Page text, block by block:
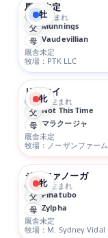
牡
馬名未定
牡 5/7生まれ
父 Munnings
母 Vaudevillian
厩舎未定
牧場：PTK LLC
牝
リリコイ
牝 1/10生まれ
父 Not This Time
母 マラクージャ
厩舎未定
牧場：ノーザンファーム
牝
ジルファノーガ
牝 1/28生まれ
父 Pinatubo
母 Zylpha
厩舎未定
牧場：M. Sydney Vidal